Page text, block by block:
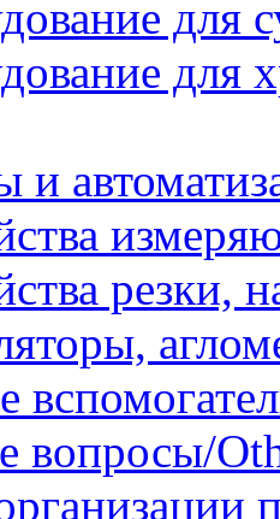
для
для
резки,